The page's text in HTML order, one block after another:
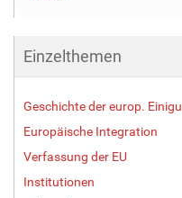
Einzelthemen
Geschichte der europ.
Europäische Integration
Verfassung der EU
Institutionen